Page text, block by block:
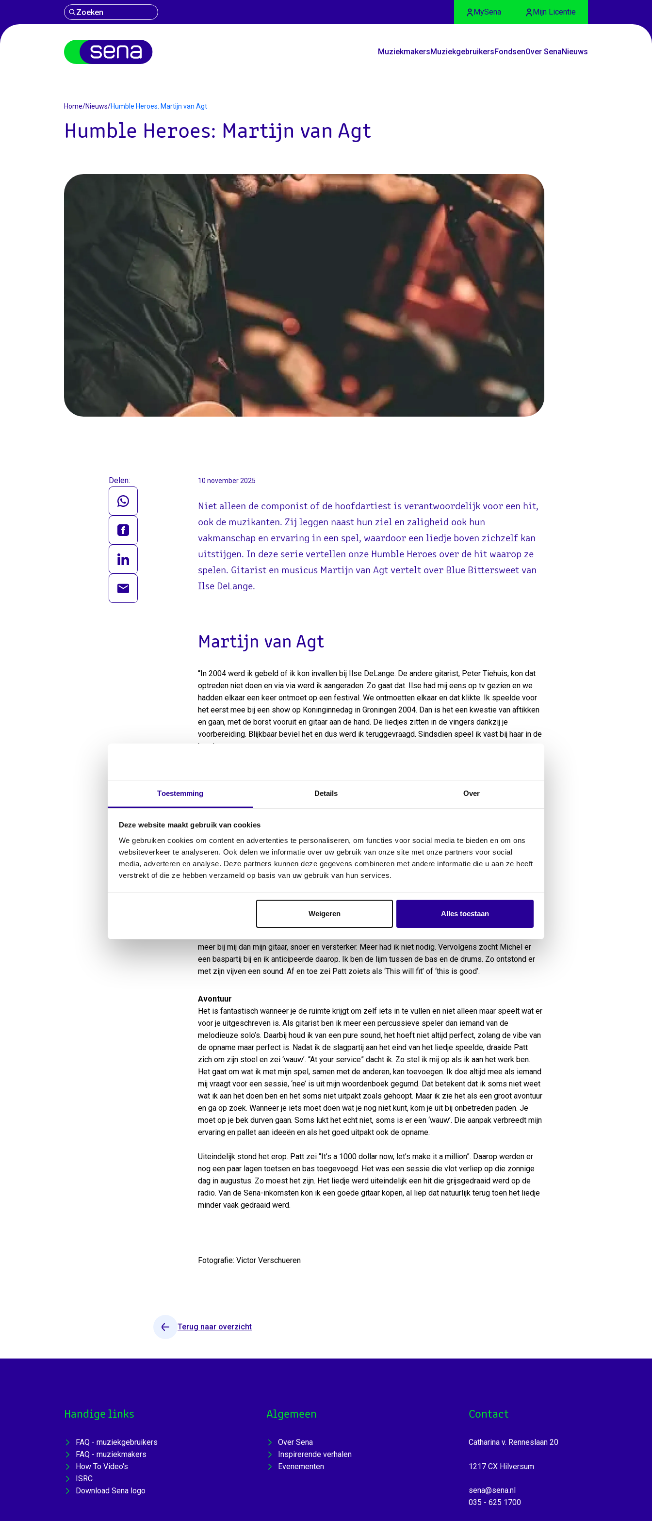
Toestemming Details Over
Deze website maakt gebruik van cookies
We gebruiken cookies om content en advertenties te personaliseren, om functies voor social media te bieden en om ons
websiteverkeer te analyseren. Ook delen we informatie over uw gebruik van onze site met onze partners voor social
media, adverteren en analyse. Deze partners kunnen deze gegevens combineren met andere informatie die u aan ze heeft
verstrekt of die ze hebben verzameld op basis van uw gebruik van hun services.
Weigeren Alles toestaan
Zoeken MySena Mijn Licentie
MuziekmakersMuziekgebruikersFondsenOver SenaNieuws
Home/Nieuws/Humble Heroes: Martijn van Agt
Humble Heroes: Martijn van Agt
Delen: 10 november 2025
Niet alleen de componist of de hoofdartiest is verantwoordelijk voor een hit,
ook de muzikanten. Zij leggen naast hun ziel en zaligheid ook hun
vakmanschap en ervaring in een spel, waardoor een liedje boven zichzelf kan
uitstijgen. In deze serie vertellen onze Humble Heroes over de hit waarop ze
spelen. Gitarist en musicus Martijn van Agt vertelt over Blue Bittersweet van
Ilse DeLange.
Martijn van Agt
“In 2004 werd ik gebeld of ik kon invallen bij Ilse DeLange. De andere gitarist, Peter Tiehuis, kon dat
optreden niet doen en via via werd ik aangeraden. Zo gaat dat. Ilse had mij eens op tv gezien en we
hadden elkaar een keer ontmoet op een festival. We ontmoetten elkaar en dat klikte. Ik speelde voor
het eerst mee bij een show op Koninginnedag in Groningen 2004. Dan is het een kwestie van aftikken
en gaan, met de borst vooruit en gitaar aan de hand. De liedjes zitten in de vingers dankzij je
voorbereiding. Blijkbaar beviel het en dus werd ik teruggevraagd. Sindsdien speel ik vast bij haar in de
band.
Bittersweet. Het liedje is opgenomen in de Wisseloordstudio’s in Hilversum. Patrick “Patt” Leonard,
de Amerikaanse songwriter, producer en muzikant die veel met Madonna werkte en waar Ilse eerder
mee heeft gewerkt, kwam naar Nederland. Ilse wilde met hem de demo van Blue Bittersweet
Lijm
Het was midden in de zomervakantie en vaste bassist Aram Kersbergen en gitarist Arnold Van
Schie gevraagd om de baspartijen in te spelen. Michel en ik hadden beiden nog niet met Leonard
gewerkt en wilden ons bewijzen voor de grote Madonnaman, dus wat we speelden moest on point
meer bij mij dan mijn gitaar, snoer en versterker. Meer had ik niet nodig. Vervolgens zocht Michel er
een baspartij bij en ik anticipeerde daarop. Ik ben de lijm tussen de bas en de drums. Zo ontstond er
met zijn vijven een sound. Af en toe zei Patt zoiets als ‘This will fit’ of ‘this is good’.
Avontuur
Het is fantastisch wanneer je de ruimte krijgt om zelf iets in te vullen en niet alleen maar speelt wat er
voor je uitgeschreven is. Als gitarist ben ik meer een percussieve speler dan iemand van de
melodieuze solo’s. Daarbij houd ik van een pure sound, het hoeft niet altijd perfect, zolang de vibe van
de opname maar perfect is. Nadat ik de slagpartij aan het eind van het liedje speelde, draaide Patt
zich om zijn stoel en zei ‘wauw’. “At your service” dacht ik. Zo stel ik mij op als ik aan het werk ben.
Het gaat om wat ik met mijn spel, samen met de anderen, kan toevoegen. Ik doe altijd mee als iemand
mij vraagt voor een sessie, ‘nee’ is uit mijn woordenboek gegumd. Dat betekent dat ik soms niet weet
wat ik aan het doen ben en het soms niet uitpakt zoals gehoopt. Maar ik zie het als een groot avontuur
en ga op zoek. Wanneer je iets moet doen wat je nog niet kunt, kom je uit bij onbetreden paden. Je
moet op je bek durven gaan. Soms lukt het echt niet, soms is er een ‘wauw’. Die aanpak verbreedt mijn
ervaring en pallet aan ideeën en als het goed uitpakt ook de opname.
Uiteindelijk stond het erop. Patt zei “It’s a 1000 dollar now, let’s make it a million”. Daarop werden er
nog een paar lagen toetsen en bas toegevoegd. Het was een sessie die vlot verliep op die zonnige
dag in augustus. Zo moest het zijn. Het liedje werd uiteindelijk een hit die grijsgedraaid werd op de
radio. Van de Sena-inkomsten kon ik een goede gitaar kopen, al liep dat natuurlijk terug toen het liedje
minder vaak gedraaid werd.
Fotografie: Victor Verschueren
Terug naar overzicht
Handige links
FAQ - muziekgebruikers
FAQ - muziekmakers
How To Video's
ISRC
Download Sena logo
Algemeen
Over Sena
Inspirerende verhalen
Evenementen
Contact
Catharina v. Renneslaan 20
1217 CX Hilversum
sena@sena.nl
035 - 625 1700